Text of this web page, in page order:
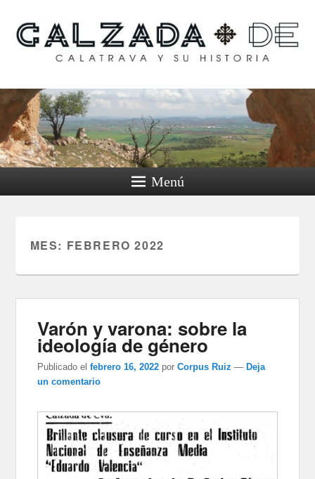
Calzada de Calatrava y
su historia
Menú
MES: FEBRERO 2022
Varón y varona: sobre la
ideología de género
Publicado el febrero 16, 2022 porCorpus Ruiz — Deja
un comentario